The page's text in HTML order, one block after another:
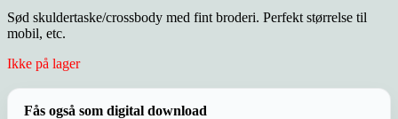
Sød skuldertaske/crossbody med fint broderi. Perfekt størrelse til
mobil, etc.
Ikke på lager
Fås også som digital download